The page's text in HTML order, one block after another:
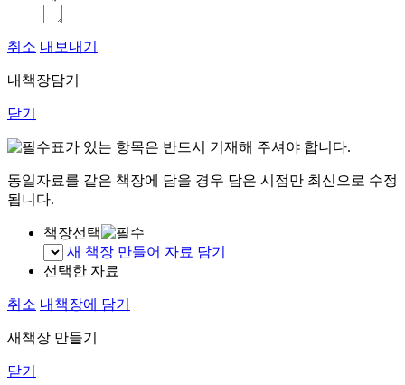
취소 내보내기
내책장담기
닫기
표가 있는 항목은 반드시 기재해 주셔야 합니다.
동일자료를 같은 책장에 담을 경우 담은 시점만 최신으로 수정
됩니다.
책장선택
새 책장 만들어 자료 담기
선택한 자료
취소 내책장에 담기
새책장 만들기
닫기